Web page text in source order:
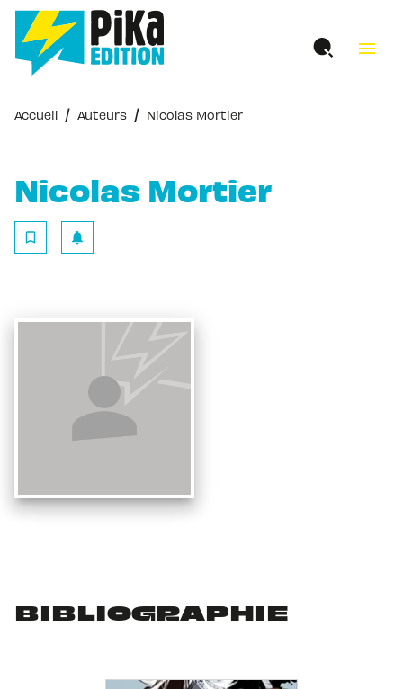
MENU RECHERCHE
PIED DE PAGE
menu
Accueil / Auteurs / Nicolas Mortier
Nicolas Mortier
bookmark_border notifications
BIBLIOGRAPHIE